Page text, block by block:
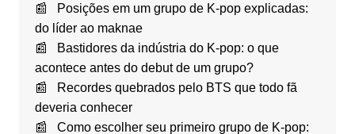
Posições em um grupo de K-pop explicadas:
do líder ao maknae
Bastidores da indústria do K-pop: o que
acontece antes do debut de um grupo?
Recordes quebrados pelo BTS que todo fã
deveria conhecer
Como escolher seu primeiro grupo de K-pop: